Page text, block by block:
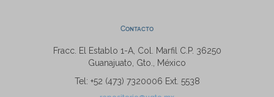
Contacto
Fracc. El Establo 1-A, Col. Marfil C.P. 36250
Guanajuato, Gto., México
Tel: +52 (473) 7320006 Ext. 5538